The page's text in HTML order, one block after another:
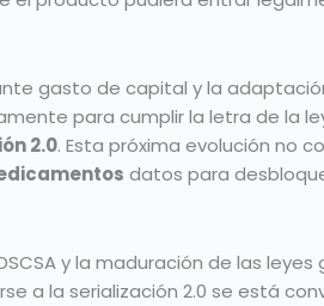
gasto de capital y la
para cumplir la letra de la
2.0. Esta próxima evolución no
datos para
y la maduración de las
a la serialización 2.0 se está